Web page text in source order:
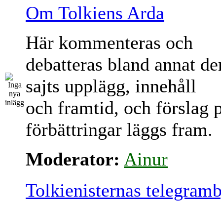
Om Tolkiens Arda
Här kommenteras och
debatteras bland annat
sajts upplägg, innehåll
och framtid, och förslag
förbättringar läggs fram.
Moderator: Ainur
Tolkienisternas